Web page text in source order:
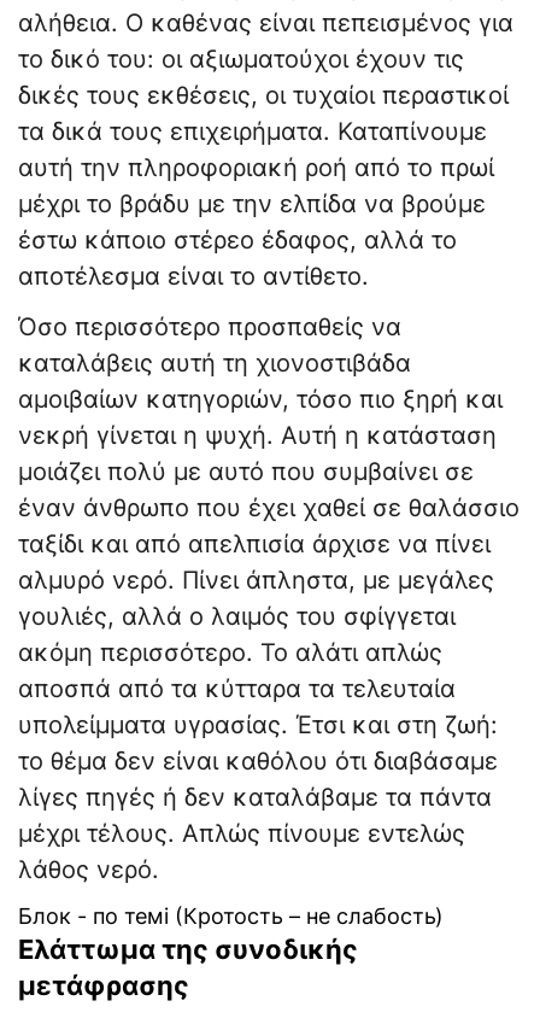
αλήθεια. Ο καθένας είναι πεπεισμένος για
το δικό του: οι αξιωματούχοι έχουν τις
δικές τους εκθέσεις, οι τυχαίοι περαστικοί
τα δικά τους επιχειρήματα. Καταπίνουμε
αυτή την πληροφοριακή ροή από το πρωί
μέχρι το βράδυ με την ελπίδα να βρούμε
έστω κάποιο στέρεο έδαφος, αλλά το
αποτέλεσμα είναι το αντίθετο.
Όσο περισσότερο προσπαθείς να
καταλάβεις αυτή τη χιονοστιβάδα
αμοιβαίων κατηγοριών, τόσο πιο ξηρή και
νεκρή γίνεται η ψυχή. Αυτή η κατάσταση
μοιάζει πολύ με αυτό που συμβαίνει σε
έναν άνθρωπο που έχει χαθεί σε θαλάσσιο
ταξίδι και από απελπισία άρχισε να πίνει
αλμυρό νερό. Πίνει άπληστα, με μεγάλες
γουλιές, αλλά ο λαιμός του σφίγγεται
ακόμη περισσότερο. Το αλάτι απλώς
αποσπά από τα κύτταρα τα τελευταία
υπολείμματα υγρασίας. Έτσι και στη ζωή:
το θέμα δεν είναι καθόλου ότι διαβάσαμε
λίγες πηγές ή δεν καταλάβαμε τα πάντα
μέχρι τέλους. Απλώς πίνουμε εντελώς
λάθος νερό.
Блок - по темі (Кротость – не слабость)
Ελάττωμα της συνοδικής
μετάφρασης